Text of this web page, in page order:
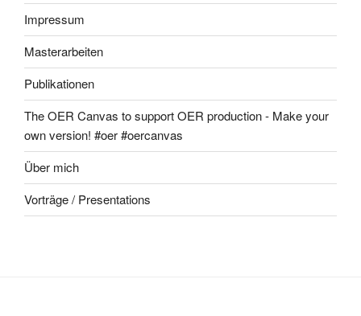
Impressum
Masterarbeiten
Publikationen
The OER Canvas to support OER production - Make your
own version! #oer #oercanvas
Über mich
Vorträge / Presentations